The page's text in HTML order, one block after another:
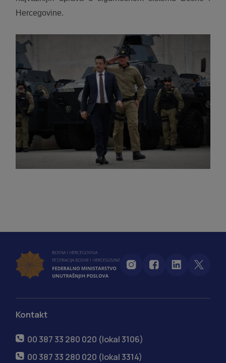
Hercegovine.
Kontakt
00 387 33 280 020 (lokal 3106)
00 387 33 280 020 (lokal 3314)